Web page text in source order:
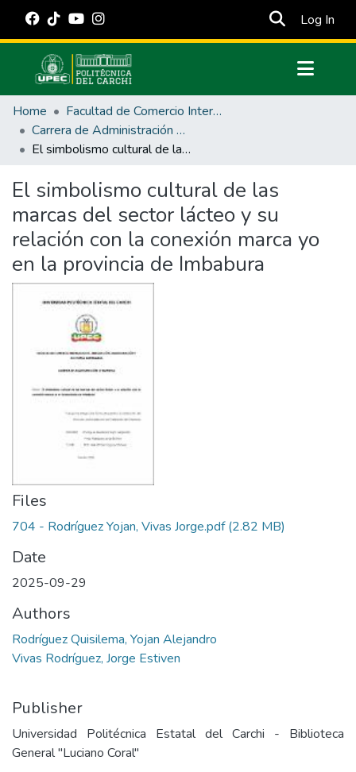
Log In
Communities & Collections
All of DSpace
Statistics
Estadísticas Externas
Manuales
Home
Facultad de Comercio Internacional, Integración, Administración y Economía Empresarial
Carrera de Administración de Empresas y Marketing
El simbolismo cultural de las marcas del sector lácteo y su relación con la conexión marca yo en la provincia de Imbabura
El simbolismo cultural de las
marcas del sector lácteo y su
relación con la conexión marca yo
en la provincia de Imbabura
Files
704 - Rodríguez Yojan, Vivas Jorge.pdf(2.82 MB)
Date
2025-09-29
Authors
Rodríguez Quisilema, Yojan Alejandro
Vivas Rodríguez, Jorge Estiven
Publisher
Universidad Politécnica Estatal del Carchi - Biblioteca
General "Luciano Coral"